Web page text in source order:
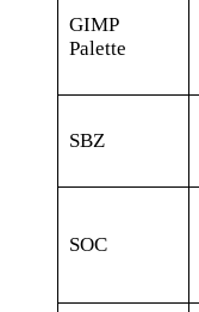
GIMP
Palette
SBZ
SOC